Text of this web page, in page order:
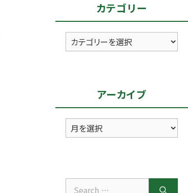
カテゴリー
カ
テ
アーカイブ
ア
ー
ブSearch